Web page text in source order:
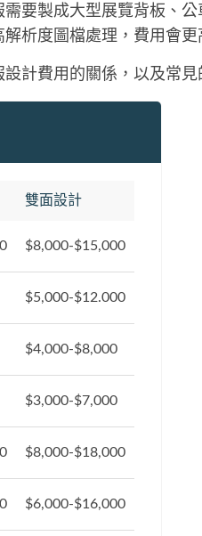
要製成大型展覽背板、
析度圖檔處理，費用會更
計費用的關係，以及常見
雙面設計
$8,000-$15,000
$5,000-$12.000
$4,000-$8,000
$3,000-$7,000
$8,000-$18,000
$6,000-$16,000